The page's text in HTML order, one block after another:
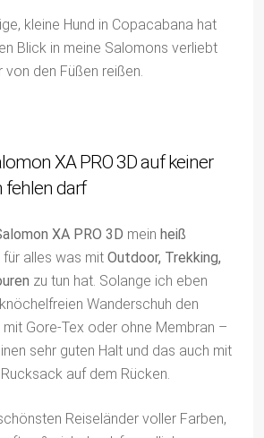
kleine Hund in Copacabana hat
Blick in meine Salomons verliebt
von den Füßen reißen.
XA PRO 3D auf keiner
fehlen darf
XA PRO 3D mein heiß
für alles was mit Outdoor, Trekking,
zu tun hat. Solange ich eben
Wanderschuh den
Gore-Tex oder ohne Membran –
sehr guten Halt und das auch mit
auf dem Rücken.